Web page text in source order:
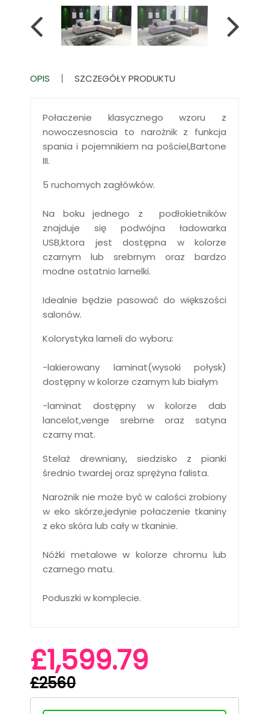
OPIS SZCZEGÓŁY PRODUKTU
Połaczenie klasycznego wzoru z
nowoczesnoscia to narożnik z funkcja
spania i pojemnikiem na pościel,Bartone
III.
5 ruchomych zagłówków.
Na boku jednego z podłokietników
znajduje się podwójna ładowarka
USB,ktora jest dostępna w kolorze
czarnym lub srebrnym oraz bardzo
modne ostatnio lamelki.
Idealnie będzie pasować do większości
salonów.
Kolorystyka lameli do wyboru:
-lakierowany laminat(wysoki połysk)
dostępny w kolorze czarnym lub białym
-laminat dostępny w kolorze dab
lancelot,venge srebrne oraz satyna
czarny mat.
Stelaż drewniany, siedzisko z pianki
średnio twardej oraz sprężyna falista.
Narożnik nie może być w calości zrobiony
w eko skórze,jedynie połaczenie tkaniny
z eko skóra lub cały w tkaninie.
Nóżki metalowe w kolorze chromu lub
czarnego matu.
Poduszki w komplecie.
£1,599.79
£2560